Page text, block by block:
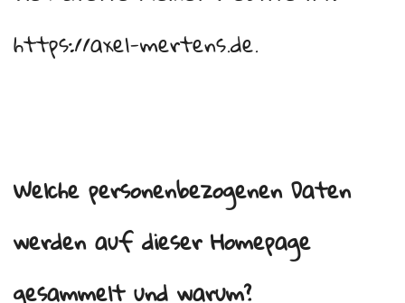
https://axel-mertens.de.
Welche personenbezogenen Daten
werden auf dieser Homepage
gesammelt und warum?